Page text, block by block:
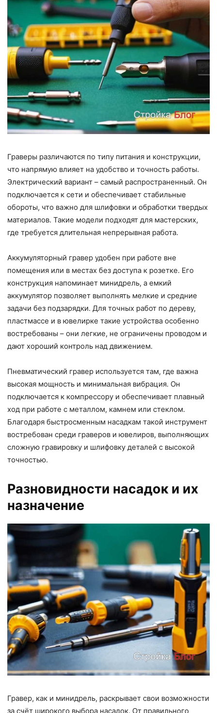
Граверы различаются по типу питания и конструкции,
что напрямую влияет на удобство и точность работы.
Электрический вариант – самый распространенный. Он
подключается к сети и обеспечивает стабильные
обороты, что важно для шлифовки и обработки твердых
материалов. Такие модели подходят для мастерских,
где требуется длительная непрерывная работа.
Аккумуляторный гравер удобен при работе вне
помещения или в местах без доступа к розетке. Его
конструкция напоминает минидрель, а емкий
аккумулятор позволяет выполнять мелкие и средние
задачи без подзарядки. Для точных работ по дереву,
пластмассе и в ювелирке такие устройства особенно
востребованы – они легкие, не ограничены проводом и
дают хороший контроль над движением.
Пневматический гравер используется там, где важна
высокая мощность и минимальная вибрация. Он
подключается к компрессору и обеспечивает плавный
ход при работе с металлом, камнем или стеклом.
Благодаря быстросменным насадкам такой инструмент
востребован среди граверов и ювелиров, выполняющих
сложную гравировку и шлифовку деталей с высокой
точностью.
Разновидности насадок и их
назначение
Гравер, как и минидрель, раскрывает свои возможности
за счёт широкого выбора насадок. От правильного